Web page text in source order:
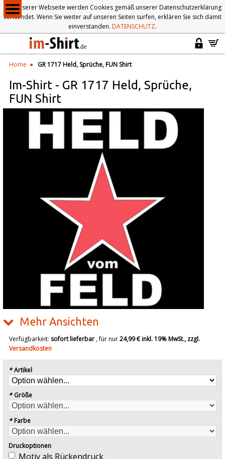
Auf unserer Webseite werden Cookies gemäß unserer Datenschutzerklärung
verwendet. Wenn Sie weiter auf unseren Seiten surfen, erklären Sie sich damit
einverstanden. DATENSCHUTZ.
Home GR 1717 Held, Sprüche, FUN Shirt
Im-Shirt - GR 1717 Held, Sprüche,
FUN Shirt
Mehr Ansichten
Verfügbarkeit: sofort lieferbar, für nur24,99 €inkl. 19% MwSt., zzgl.
Versandkosten
* Artikel
* Größe
* Farbe
Druckoptionen
Motiv als Rückendruck